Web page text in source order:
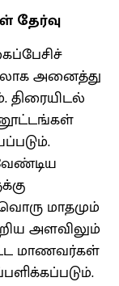
தேர்வு
அனைத்து
திரையிடல்
மாதமும்
அளவிலும்
மாணவர்கள்